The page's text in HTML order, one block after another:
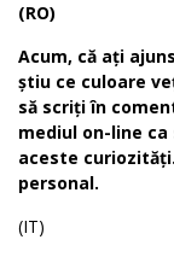
(RO)
Acum, că ați
știu ce culoare
să scriți în
mediul on-line
aceste
personal.
(IT)